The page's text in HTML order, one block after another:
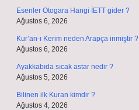
Esenler Otogara Hangi İETT gider ?
Ağustos 6, 2026
Kur’an-ı Kerim neden Arapça inmiştir ?
Ağustos 6, 2026
Ayakkabıda sıcak astar nedir ?
Ağustos 5, 2026
Bilinen ilk Kuran kimdir ?
Ağustos 4, 2026